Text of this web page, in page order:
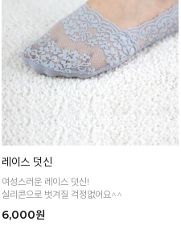
레이스 덧신
여성스러운 레이스 덧신!
실리콘으로 벗겨질 걱정없어요^^
6,000원